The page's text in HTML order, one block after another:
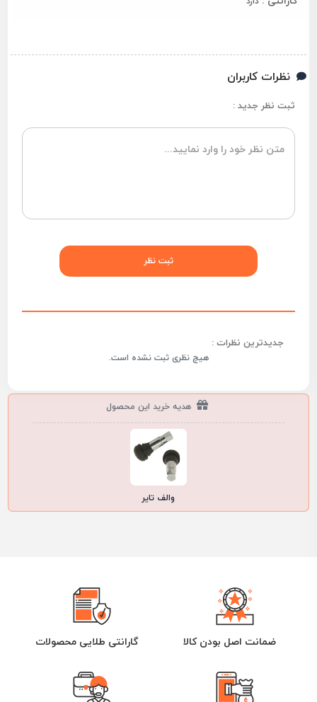
نظرات کاربران
ثبت نظر جدید :
جدیدترین نظرات :
هیچ نظری ثبت نشده است.
هدیه خرید این محصول
والف تایر
ضمانت اصل بودن کالا گارانتی طلایی محصولات